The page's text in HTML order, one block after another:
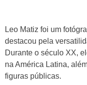
Leo Matiz foi um
destacou pela
Durante o século XX,
na América Latina,
figuras públicas.